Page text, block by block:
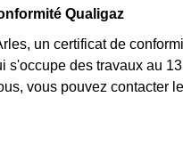
Qualigaz
un certificat de
s'occupe des travaux au
vous pouvez contacter